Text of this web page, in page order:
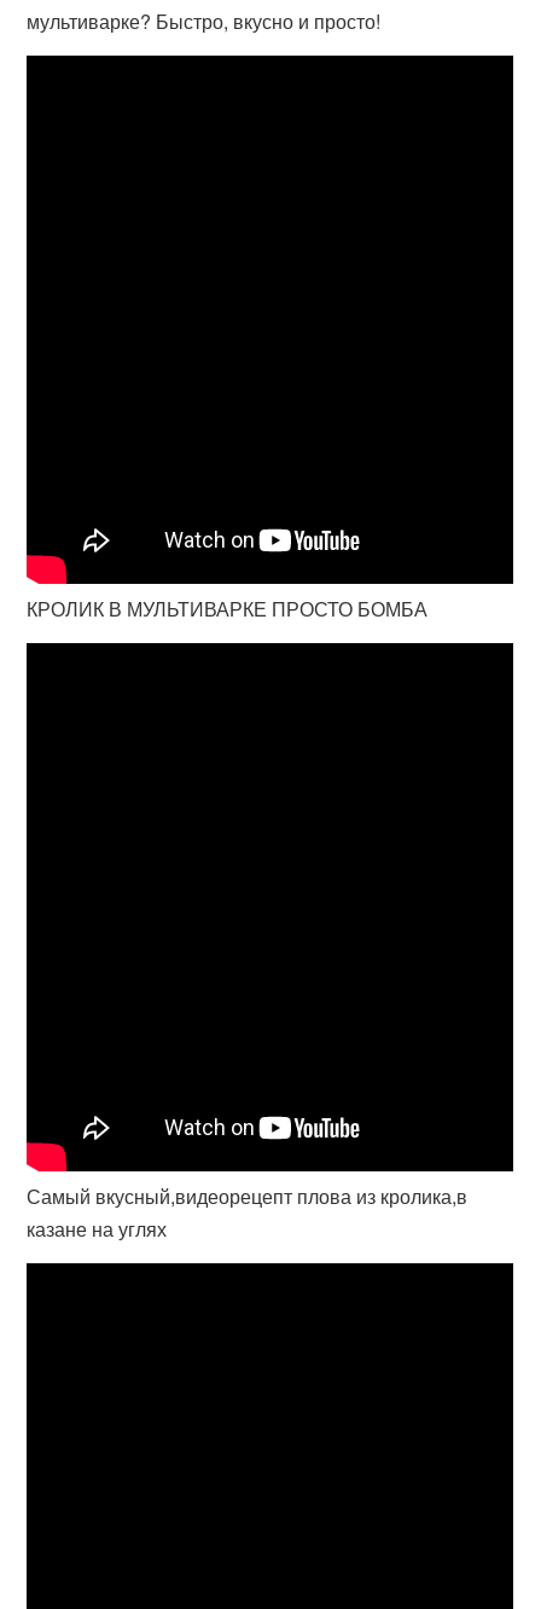
мультиварке? Быстро, вкусно и просто!
КРОЛИК В МУЛЬТИВАРКЕ ПРОСТО БОМБА
Самый вкусный,видеорецепт плова из кролика,в
казане на углях